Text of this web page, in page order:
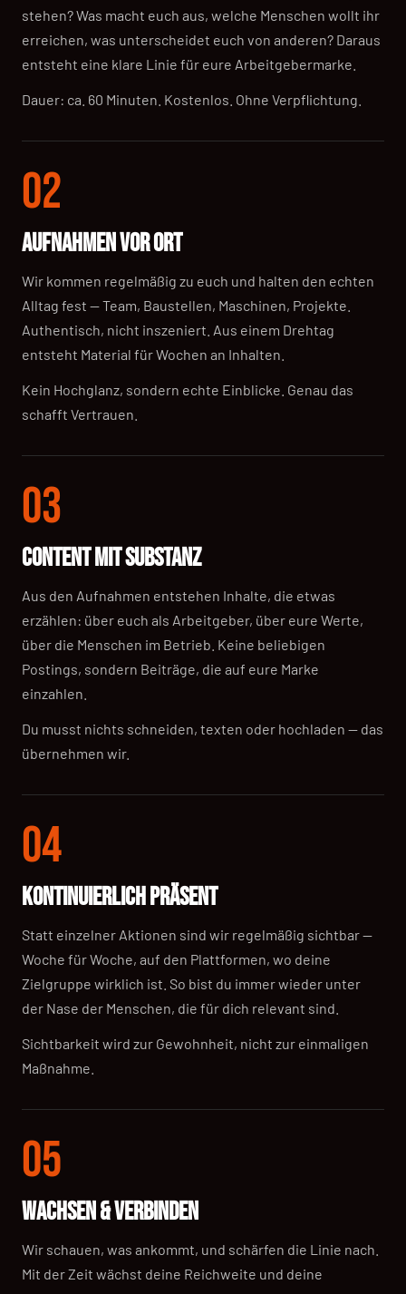
stehen? Was macht euch aus, welche Menschen wollt ihr
erreichen, was unterscheidet euch von anderen? Daraus
entsteht eine klare Linie für eure Arbeitgebermarke.
Dauer: ca. 60 Minuten. Kostenlos. Ohne Verpflichtung.
02
AUFNAHMEN VOR ORT
Wir kommen regelmäßig zu euch und halten den echten
Alltag fest — Team, Baustellen, Maschinen, Projekte.
Authentisch, nicht inszeniert. Aus einem Drehtag
entsteht Material für Wochen an Inhalten.
Kein Hochglanz, sondern echte Einblicke. Genau das
schafft Vertrauen.
03
CONTENT MIT SUBSTANZ
Aus den Aufnahmen entstehen Inhalte, die etwas
erzählen: über euch als Arbeitgeber, über eure Werte,
über die Menschen im Betrieb. Keine beliebigen
Postings, sondern Beiträge, die auf eure Marke
einzahlen.
Du musst nichts schneiden, texten oder hochladen — das
übernehmen wir.
04
KONTINUIERLICH PRÄSENT
Statt einzelner Aktionen sind wir regelmäßig sichtbar —
Woche für Woche, auf den Plattformen, wo deine
Zielgruppe wirklich ist. So bist du immer wieder unter
der Nase der Menschen, die für dich relevant sind.
Sichtbarkeit wird zur Gewohnheit, nicht zur einmaligen
Maßnahme.
05
WACHSEN & VERBINDEN
Wir schauen, was ankommt, und schärfen die Linie nach.
Mit der Zeit wächst deine Reichweite und deine